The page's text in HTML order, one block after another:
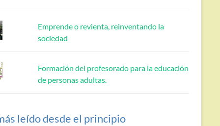
Emprende o revienta, reinventando la
sociedad
Formación del profesorado para la educación
de personas adultas.
leído desde el principio